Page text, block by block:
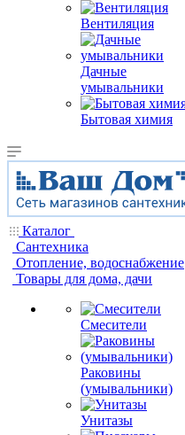
Вентиляция
Дачные
умывальники
Бытовая химия
Каталог
Сантехника
Отопление, водоснабжение
Товары для дома, дачи
Смесители
Раковины
(умывальники)
Унитазы